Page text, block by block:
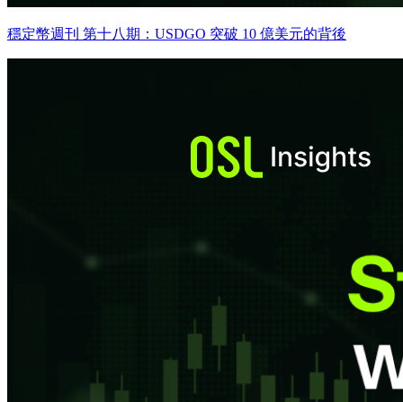
穩定幣週刊 第十八期：USDGO 突破 10 億美元的背後